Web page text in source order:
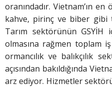
oranındadır. Vietnam’ın
kahve, pirinç ve biber gibi
Tarım sektörünün GSYİH
olmasına rağmen toplam
ormancılık ve balıkçılık
açısından bakıldığında
arz ediyor. Hizmetler